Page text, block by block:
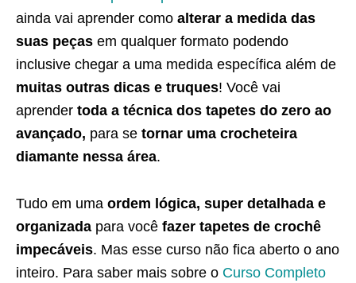
ainda vai aprender como alterar a medida das
suas peças em qualquer formato podendo
inclusive chegar a uma medida específica além de
muitas outras dicas e truques! Você vai
aprender toda a técnica dos tapetes do zero ao
avançado, para se tornar uma crocheteira
diamante nessa área.
Tudo em uma ordem lógica, super detalhada e
organizada para você fazer tapetes de crochê
impecáveis. Mas esse curso não fica aberto o ano
inteiro. Para saber mais sobre o Curso Completo